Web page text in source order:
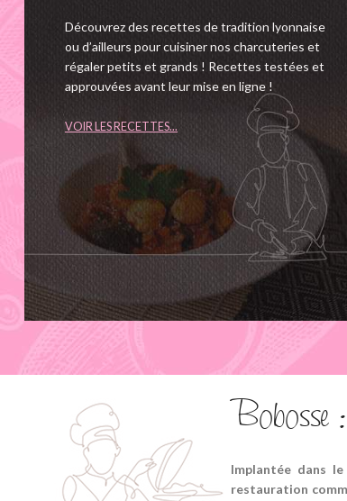
Découvrez des recettes de tradition lyonnaise
ou d’ailleurs pour cuisiner nos charcuteries et
régaler petits et grands ! Recettes testées et
approuvées avant leur mise en ligne !
VOIR LES RECETTES...
Bobosse
Implantée dans
restauration